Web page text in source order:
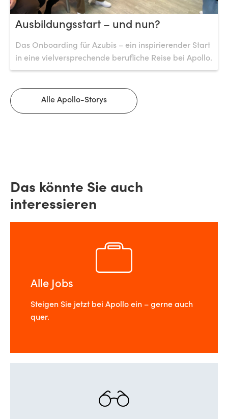
Ausbildungsstart – und nun?
Das Onboarding für Azubis – ein inspirierender Start
in eine vielversprechende berufliche Reise bei Apollo.
Alle Apollo-Storys
Das könnte Sie auch
interessieren
Alle Jobs
Steigen Sie jetzt bei Apollo ein – gerne auch
quer.